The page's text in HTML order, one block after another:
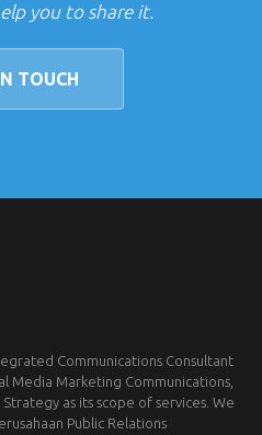
you to share it.
TOUCH
Communications Consultant
Media Marketing Communications,
as its scope of services. We
Public Relations